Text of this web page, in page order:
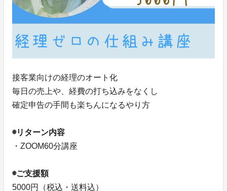
接客業向けの経理のオート化
毎日の売上や、経費の打ち込みをなくし
確定申告の手間も楽ちんになるやり方
◉リターン内容
・ZOOM60分講座
◉ご支援額
5000円（税込・送料込）